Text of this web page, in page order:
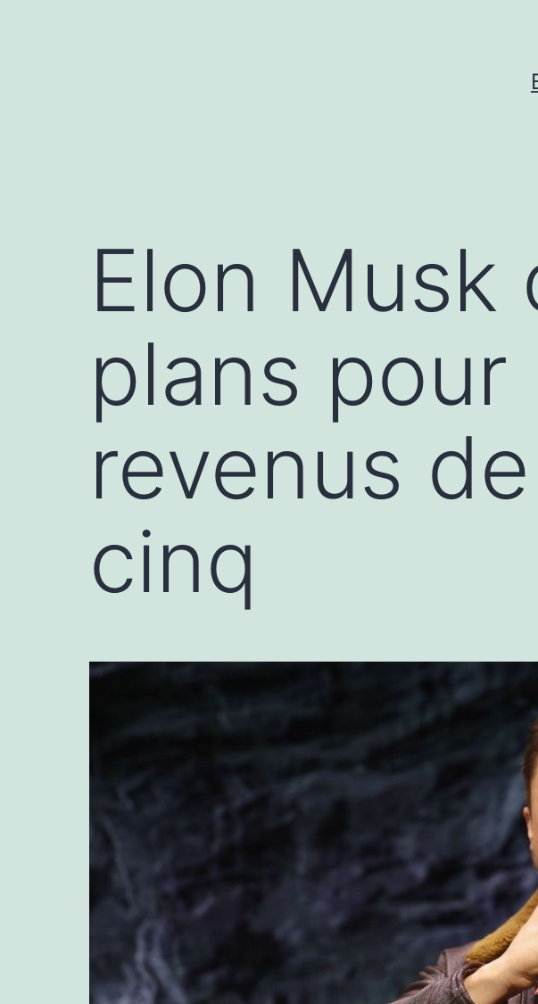
Elon Musk
plans
revenus
cinq